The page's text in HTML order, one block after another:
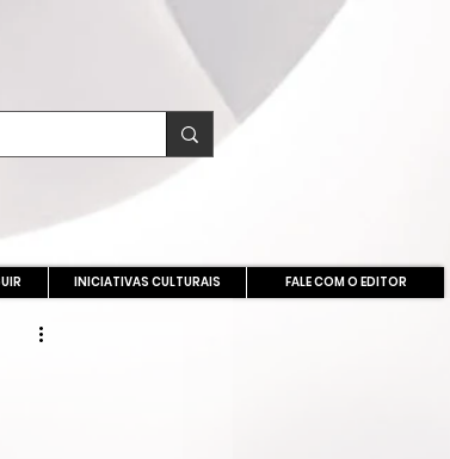
INICIATIVAS CULTURAIS FALE COM O EDITOR